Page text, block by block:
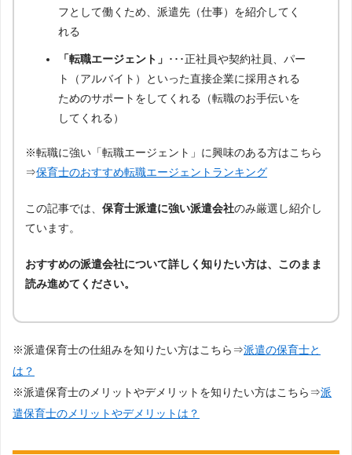
フとして働くため、派遣先（仕事）を紹介してく
れる
「転職エージェント」 ･･･正社員や契約社員、パー
ト（アルバイト）といった直接企業に採用される
ためのサポートをしてくれる（転職のお手伝いを
してくれる）
※転職に強い「転職エージェント」に興味のある方はこちら
⇒保育士のおすすめ転職エージェントランキング
この記事では、 保育士派遣に強い派遣会社のみ厳選し紹介し
ています。
おすすめの派遣会社について詳しく知りたい方は、このまま
読み進めてください。
※派遣保育士の仕組みを知りたい方はこちら⇒派遣の保育士と
は？
※派遣保育士のメリットやデメリットを知りたい方はこちら⇒派
遣保育士のメリットやデメリットは？